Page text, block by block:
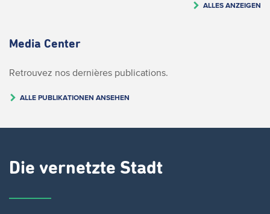
ALLES ANZEIGEN
Media Center
Retrouvez nos dernières publications.
ALLE PUBLIKATIONEN ANSEHEN
Die vernetzte Stadt